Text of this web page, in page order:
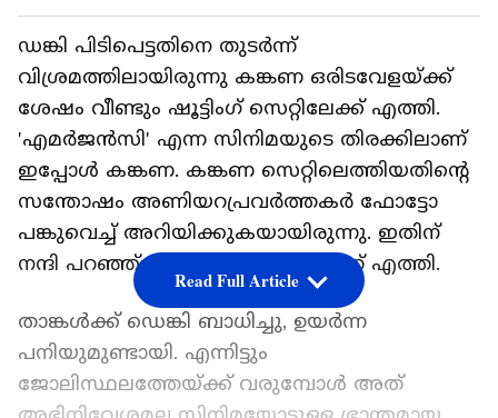
ഡങ്കി പിടിപെട്ടതിനെ തുടര്‍ന്ന്
വിശ്രമത്തിലായിരുന്നു കങ്കണ ഒരിടവേളയ്‍ക്ക്
ശേഷം വീണ്ടും ഷൂട്ടിംഗ് സെറ്റിലേക്ക് എത്തി.
'എമര്‍ജൻസി' എന്ന സിനിമയുടെ തിരക്കിലാണ്
ഇപ്പോള്‍ കങ്കണ. കങ്കണ സെറ്റിലെത്തിയതിന്റെ
സന്തോഷം അണിയറപ്രവര്‍ത്തകര്‍ ഫോട്ടോ
പങ്കുവെച്ച് അറിയിക്കുകയായിരുന്നു. ഇതിന്
നന്ദി പറഞ്ഞ് കങ്കണ തന്നെ രംഗത്ത് എത്തി.
താങ്കള്‍ക്ക് ഡെങ്കി ബാധിച്ചു, ഉയര്‍ന്ന
പനിയുമുണ്ടായി. എന്നിട്ടും
ജോലിസ്ഥലത്തേയ്‍ക്ക് വരുമ്പോള്‍ അത്
Read Full Article